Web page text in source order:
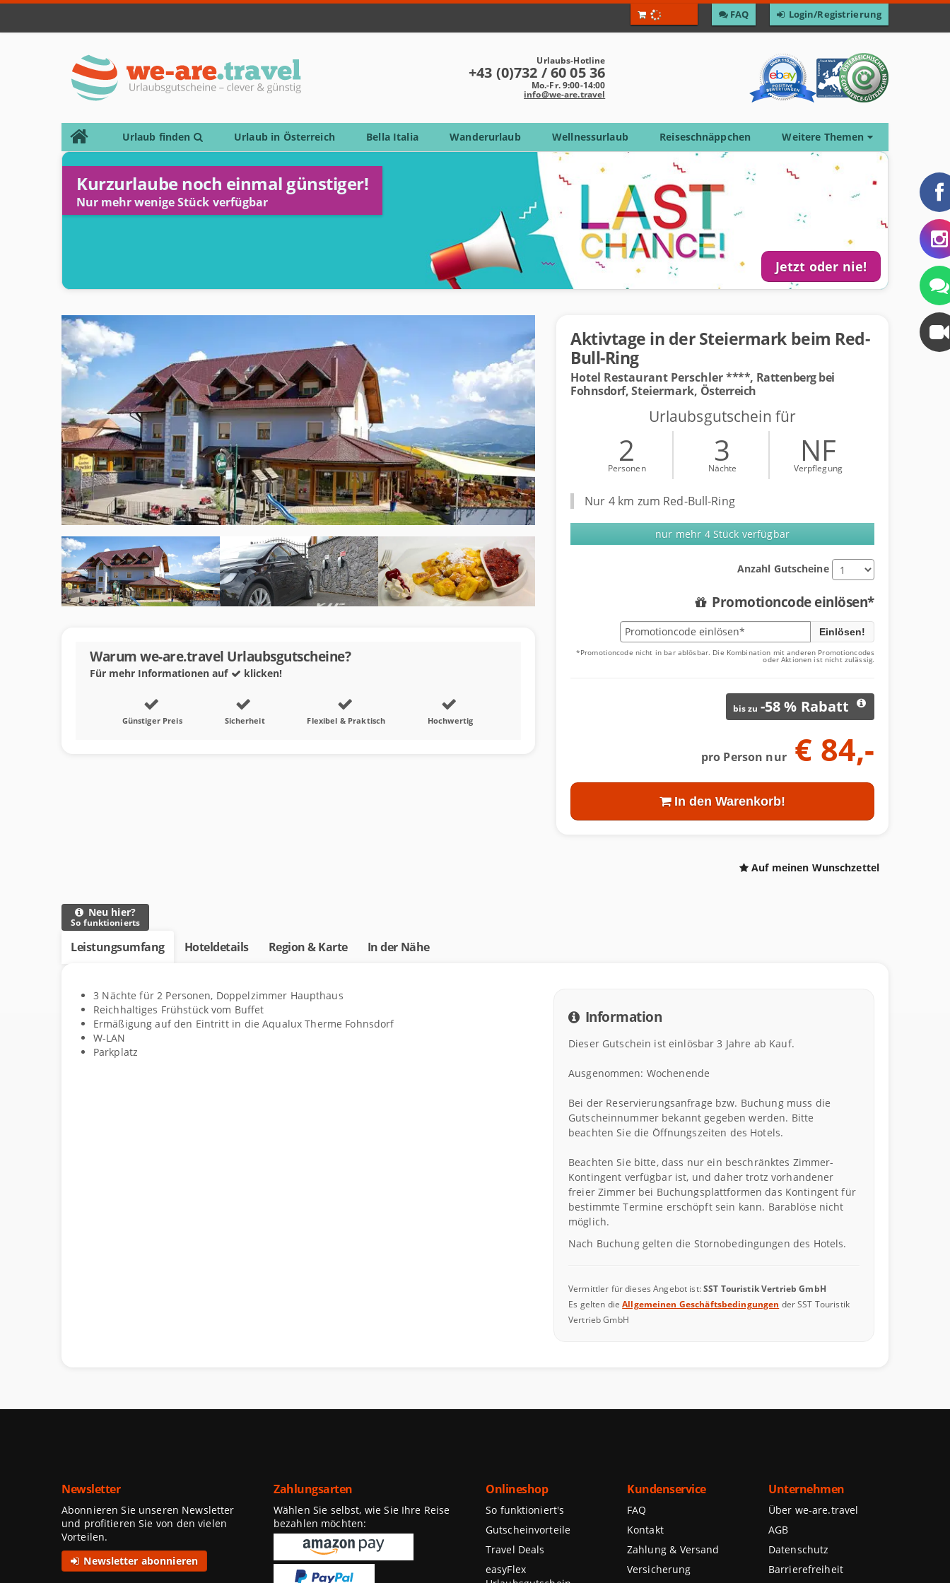
F­A­Q Login/Registrierung
Urlaubs-Hotline
+43 (0)732 / 60 05 36
Mo.-Fr. 9:00-14:00
info@we-are.travel
Urlaub finden Urlaub in Österreich Bella Italia Wanderurlaub Wellnessurlaub Reiseschnäppchen Weitere Themen
Kurzurlaube noch einmal günstiger!
Nur mehr wenige Stück verfügbar
Jetzt oder nie!
Warum we-are.travel Urlaubsgutscheine?
Für mehr Informationen auf klicken!
Günstiger Preis Sicherheit Flexibel & Praktisch Hochwertig
Aktivtage in der Steiermark beim Red-
Bull-Ring
Hotel Restaurant Perschler****, Rattenberg bei
Fohnsdorf,Steiermark, Österreich
Urlaubsgutschein für
2
Personen 3
Nächte NF
Verpflegung
Nur 4 km zum Red-Bull-Ring
nur mehr 4 Stück verfügbar
Anzahl Gutscheine
Promotioncode einlösen*
Einlösen!
*Promotioncode nicht in bar ablösbar. Die Kombination mit anderen Promotioncodes
oder Aktionen ist nicht zulässig.
bis zu -58% Rabatt
pro Person nur€ 84,-
In den Warenkorb!
Auf meinen Wunschzettel
Neu hier?
So funktionierts
Leistungsumfang Hoteldetails Region & Karte In der Nähe
Leistungsumfang
3 Nächte für2 Personen, Doppelzimmer Haupthaus
Reichhaltiges Frühstück vom Buffet
Ermäßigung auf den Eintritt in die Aqualux Therme Fohnsdorf
W-LAN
Parkplatz
Information
Dieser Gutschein ist einlösbar 3 Jahre ab Kauf.
Ausgenommen: Wochenende
Bei der Reservierungsanfrage bzw. Buchung muss die
Gutscheinnummer bekannt gegeben werden. Bitte
beachten Sie die Öffnungszeiten des Hotels.
Beachten Sie bitte, dass nur ein beschränktes Zimmer-
Kontingent verfügbar ist, und daher trotz vorhandener
freier Zimmer bei Buchungsplattformen das Kontingent für
bestimmte Termine erschöpft sein kann. Barablöse nicht
möglich.
Nach Buchung gelten die Stornobedingungen des Hotels.
Vermittler für dieses Angebot ist:SST Touristik Vertrieb GmbH
Es gelten dieAllgemeinen Geschäftsbedingungen der SST Touristik
Vertrieb GmbH
Newsletter
Abonnieren Sie unseren Newsletter
und profitieren Sie von den vielen
Vorteilen.
Newsletter abonnieren
Zahlungsarten
Wählen Sie selbst, wie Sie Ihre Reise
bezahlen möchten:
Onlineshop
So funktioniert's
Gutscheinvorteile
Travel Deals
easyFlex
Kundenservice
FAQ
Kontakt
Zahlung & Versand
Versicherung
Unternehmen
Über we-are.travel
AGB
Datenschutz
Barrierefreiheit